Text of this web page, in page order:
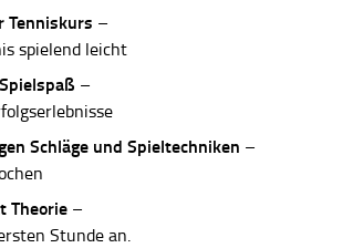
Tenniskurs –
spielend leicht
–
Schläge und Spieltechniken –
Theorie –
Stunde an.